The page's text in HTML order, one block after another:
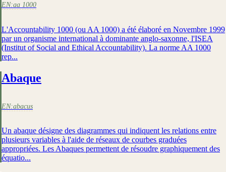
EN:aa 1000
L'Accountability 1000 (ou AA 1000) a été élaboré en Novembre 1999
par un organisme international à dominante anglo-saxonne, l'ISEA
(Institut of Social and Ethical Accountability). La norme AA 1000
rep...
Abaque
EN:abacus
Un abaque désigne des diagrammes qui indiquent les relations entre
plusieurs variables à l'aide de réseaux de courbes graduées
appropriées. Les Abaques permettent de résoudre graphiquement des
équatio...